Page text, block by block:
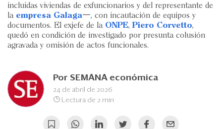
Edición Impresa
incluidas viviendas de exfuncionarios y del representante de
la empresa Galaga—, con incautación de equipos y
documentos. El exjefe de la ONPE, Piero Corvetto,
quedó en condición de investigado por presunta colusión
agravada y omisión de actos funcionales.
Por SEMANA económica
24 de abril de 2026
Lectura de 2 min